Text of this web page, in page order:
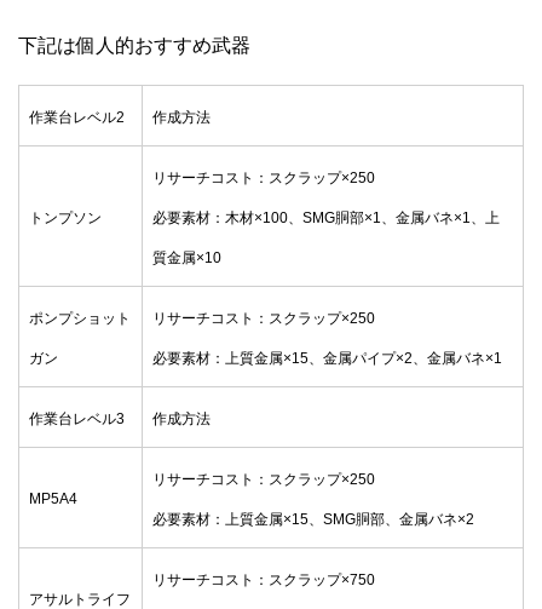
下記は個人的おすすめ武器
作業台レベル2 作成方法
トンプソン
リサーチコスト：スクラップ×250
必要素材：木材×100、SMG胴部×1、金属バネ×1、上
質金属×10
ポンプショット
ガン
リサーチコスト：スクラップ×250
必要素材：上質金属×15、金属パイプ×2、金属バネ×1
作業台レベル3 作成方法
MP5A4
リサーチコスト：スクラップ×250
必要素材：上質金属×15、SMG胴部、金属バネ×2
アサルトライフ
リサーチコスト：スクラップ×750